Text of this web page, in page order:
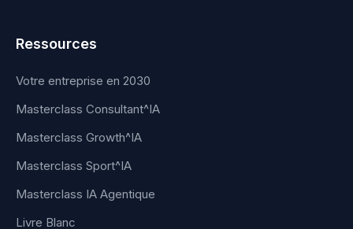
Ressources
Votre entreprise en 2030
Masterclass Consultant^IA
Masterclass Growth^IA
Masterclass Sport^IA
Masterclass IA Agentique
Livre Blanc